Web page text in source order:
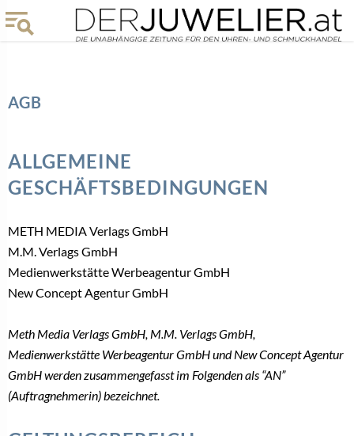
AGB
ALLGEMEINE
GESCHÄFTSBEDINGUNGEN
METH MEDIA Verlags GmbH
M.M. Verlags GmbH
Medienwerkstätte Werbeagentur GmbH
New Concept Agentur GmbH
Meth Media Verlags GmbH, M.M. Verlags GmbH,
Medienwerkstätte Werbeagentur GmbH und New Concept Agentur
GmbH werden zusammengefasst im Folgenden als “AN”
(Auftragnehmerin) bezeichnet.